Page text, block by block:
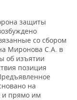
защиты
со сбором
Миронова С.А. в
об изъятии
позиция
на
и прямо им